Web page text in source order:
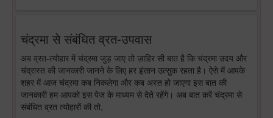
चंद्रमा से संबंधित व्रत-उपवास
अब व्रत-त्योहार में चंद्रमा जुड़ जाए तो ज़ाहिर सी बात है कि चंद्रमा उदय और
चंद्रास्त की जानकारी जानने के लिए हर इंसान उत्सुक रहता है। ऐसे में आपके
शहर में आज चंद्रमा कब निकलेगा और कब अस्त हो जाएगा इस बात की
जानकारी हम आपको इस पेज के माध्यम से देते रहेंगे। अब बात करें चंद्रमा से
संबंधित व्रत त्योहारों की तो,